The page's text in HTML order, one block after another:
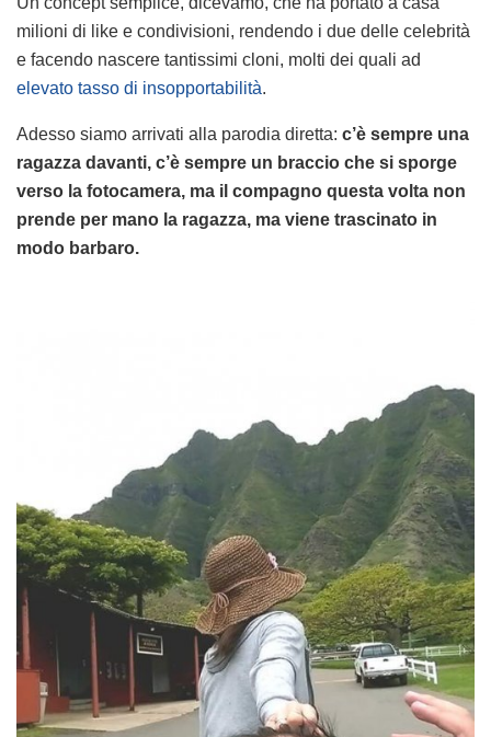
milioni di like e condivisioni, rendendo i due delle celebrità
e facendo nascere tantissimi cloni, molti dei quali ad
elevato tasso di insopportabilità.
Adesso siamo arrivati alla parodia diretta: c’è sempre una
ragazza davanti, c’è sempre un braccio che si sporge
verso la fotocamera, ma il compagno questa volta non
prende per mano la ragazza, ma viene trascinato in
modo barbaro.